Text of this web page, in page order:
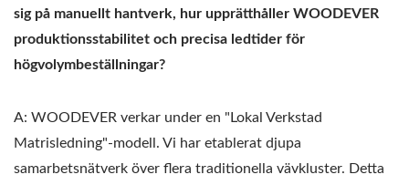
sig på manuellt hantverk, hur upprätthåller WOODEVER
produktionsstabilitet och precisa ledtider för
högvolymbeställningar?
A: WOODEVER verkar under en "Lokal Verkstad
Matrisledning"-modell. Vi har etablerat djupa
samarbetsnätverk över flera traditionella vävkluster. Detta